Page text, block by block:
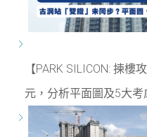
【PARK SILICON: 揀
元，分析平面圖及5大考